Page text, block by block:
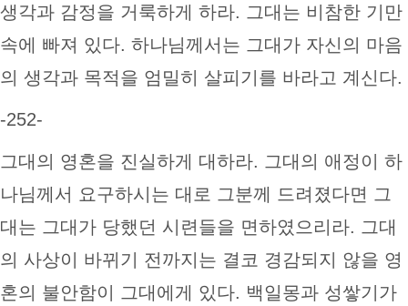
생각과 감정을 거룩하게 하라. 그대는 비참한 기만
속에 빠져 있다. 하나님께서는 그대가 자신의 마음
의 생각과 목적을 엄밀히 살피기를 바라고 계신다.
-252-
그대의 영혼을 진실하게 대하라. 그대의 애정이 하
나님께서 요구하시는 대로 그분께 드려졌다면 그
대는 그대가 당했던 시련들을 면하였으리라. 그대
의 사상이 바뀌기 전까지는 결코 경감되지 않을 영
혼의 불안함이 그대에게 있다. 백일몽과 성쌓기가